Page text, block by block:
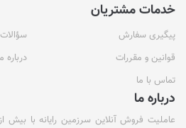
خدمات مشتریان
پیگیری سفارش
قوانین و مقررات
درباره
تماس با ما
درباره ما
عاملیت فروش آنلاین سرزمین رایانه با